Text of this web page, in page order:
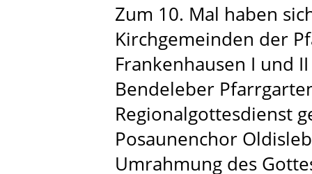
Zum 10. Mal haben
Kirchgemeinden der
Frankenhausen I und
Bendeleber
Regionalgottesdienst
Posaunenchor
Umrahmung des